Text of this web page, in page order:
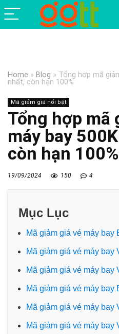
Home » Blog » Tổng hợp mã
nhất, còn hạn 100%
Mã giảm giá nổi bật
Tổng hợp mã
máy bay
còn hạn 100%
19/09/2024 150 4
Mục Lục
Mã giảm giá vé máy bay
Mã giảm giá vé máy bay
Mã giảm giá vé máy bay
Mã giảm giá vé máy bay
Mã giảm giá vé máy bay
Mã giảm giá vé máy bay